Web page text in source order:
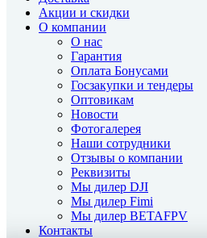
Акции и скидки
О компании
О нас
Гарантия
Оплата Бонусами
Госзакупки и тендеры
Оптовикам
Новости
Фотогалерея
Наши сотрудники
Отзывы о компании
Реквизиты
Мы дилер DJI
Мы дилер Fimi
Мы дилер BETAFPV
Контакты